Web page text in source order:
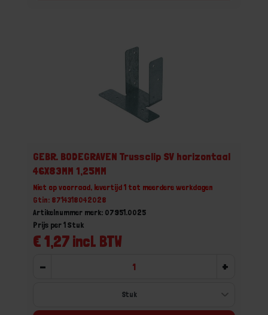
GEBR. BODEGRAVEN Trussclip SV horizontaal
46X83MM 1,25MM
Niet op voorraad, levertijd 1 tot meerdere werkdagen
Gtin: 8714318042028
Artikelnummer merk: 07951.0025
€ 1,27 incl. BTW
Prijs per 1 Stuk
- +